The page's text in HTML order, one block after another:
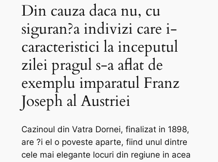
Din cauza daca nu, cu
siguran?a indivizi care i-
caracteristici la inceputul
zilei pragul s-a aflat de
exemplu imparatul Franz
Joseph al Austriei
Cazinoul din Vatra Dornei, finalizat in 1898,
are ?i el o poveste aparte, fiind unul dintre
cele mai elegante locuri din regiune in acea